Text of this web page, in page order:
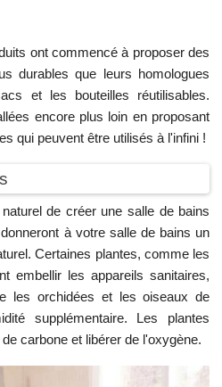
ont commencé à proposer des
durables que leurs homologues
et les bouteilles réutilisables.
encore plus loin en proposant
qui peuvent être utilisés à l'infini !
de créer une salle de bains
à votre salle de bains un
Certaines plantes, comme les
embellir les appareils sanitaires,
les orchidées et les oiseaux de
supplémentaire. Les plantes
carbone et libérer de l'oxygène.